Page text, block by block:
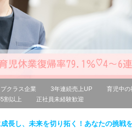
クラス企業 3年連続売上UP
育児中の
割以上
正社員未経験歓迎
長し、未来を切り拓く！あなたの挑戦を